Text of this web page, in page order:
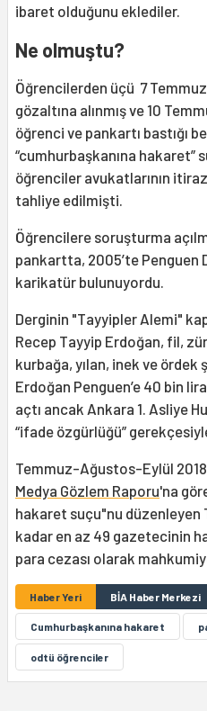
ibaret olduğunu eklediler.
Ne olmuştu?
Öğrencilerden üçü 7
gözaltına alınmış ve 10
öğrenci ve pankartı bastığı
“cumhurbaşkanına hakaret”
öğrenciler avukatlarının
tahliye edilmişti.
Öğrencilere soruşturma
pankartta, 2005’te Penguen
karikatür bulunuyordu.
Derginin "Tayyipler Alemi"
Recep Tayyip Erdoğan, fil,
kurbağa, yılan, inek ve
Erdoğan Penguen’e 40 bin
açtı ancak Ankara 1. Asliye
“ifade özgürlüğü”
Temmuz-Ağustos-Eylül
Medya Gözlem Raporu'na
hakaret suçu"nu düzenleyen
kadar en az 49 gazetecinin
para cezası olarak
Haber Yeri BİA Haber Merkezi
Cumhurbaşkanına hakaret
odtü öğrenciler